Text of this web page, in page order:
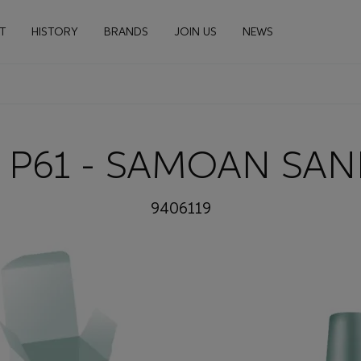
navigation
HISTORY BRANDS JOIN US NEWS
- SAMOAN
9406119